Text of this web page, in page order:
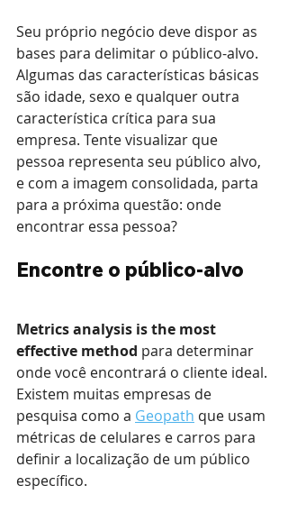
Seu próprio negócio deve dispor as
bases para delimitar o público-alvo.
Algumas das características básicas
são idade, sexo e qualquer outra
característica crítica para sua
empresa. Tente visualizar que
pessoa representa seu público alvo,
e com a imagem consolidada, parta
para a próxima questão: onde
encontrar essa pessoa?
Encontre o público-alvo
Metrics analysis is the most
effective method para determinar
onde você encontrará o cliente ideal.
Existem muitas empresas de
pesquisa como a Geopath que usam
métricas de celulares e carros para
definir a localização de um público
específico.